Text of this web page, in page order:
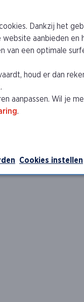
Dankzij het
aanbieden en
van een optimale
houd er dan
aanpassen. Wil je
.
Cookies instellen